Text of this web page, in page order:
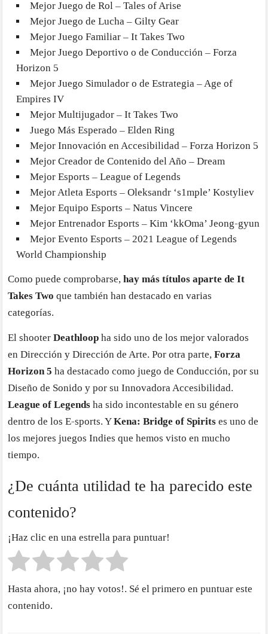
Mejor Juego de Rol – Tales of Arise
Mejor Juego de Lucha – Gilty Gear
Mejor Juego Familiar – It Takes Two
Mejor Juego Deportivo o de Conducción – Forza
Horizon 5
Mejor Juego Simulador o de Estrategia – Age of
Empires IV
Mejor Multijugador – It Takes Two
Juego Más Esperado – Elden Ring
Mejor Innovación en Accesibilidad – Forza Horizon 5
Mejor Creador de Contenido del Año – Dream
Mejor Esports – League of Legends
Mejor Atleta Esports – Oleksandr ‘s1mple’ Kostyliev
Mejor Equipo Esports – Natus Vincere
Mejor Entrenador Esports – Kim ‘kkOma’ Jeong-gyun
Mejor Evento Esports – 2021 League of Legends
World Championship
Como puede comprobarse,hay más títulos aparte de It
Takes Twoque también han destacado en varias
categorías.
El shooterDeathloopha sido uno de los mejor valorados
en Dirección y Dirección de Arte. Por otra parte,Forza
Horizon 5ha destacado como juego de Conducción, por su
Diseño de Sonido y por su Innovadora Accesibilidad.
League of Legends ha sido incontestable en su género
dentro de los E-sports. YKena: Bridge of Spirits es uno de
los mejores juegos Indies que hemos visto en mucho
tiempo.
¿De cuánta utilidad te ha parecido este
contenido?
¡Haz clic en una estrella para puntuar!
Hasta ahora, ¡no hay votos!. Sé el primero en puntuar este
contenido.